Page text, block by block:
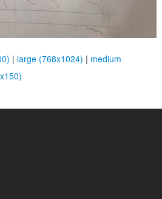
| large (768x1024) | medium